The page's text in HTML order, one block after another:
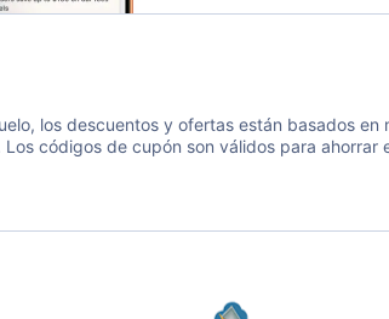
los descuentos y ofertas están basados
códigos de cupón son válidos para ahorrar